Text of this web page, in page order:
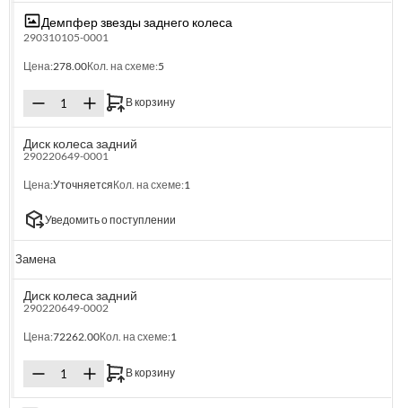
Демпфер звезды заднего колеса
290310105-0001
Цена:278.00Кол. на схеме:5
В корзину
Диск колеса задний
290220649-0001
Цена:УточняетсяКол. на схеме:1
Уведомить о поступлении
Замена
Диск колеса задний
290220649-0002
Цена:72262.00Кол. на схеме:1
В корзину